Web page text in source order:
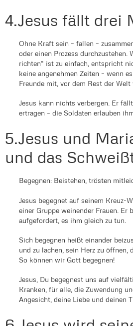
4.Jesus fällt drei
Ohne Kraft sein – fallen –
oder einen Prozess
richten“ ist zu einfach, entspricht
keine angenehmen Zeiten – wenn
Freunde mit, vor dem Rest der
Jesus kann nichts verbergen. Er
ertragen – die Soldaten erlauben
5.Jesus und
und das
Begegnen: Beistehen, trösten
Jesus begegnet auf seinem Kreuz-
einer Gruppe weinender Frauen.
aufgefordert, es ihm gleich zu tun.
Sich begegnen heißt einander
und zu lachen, sein Herz zu öffnen,
So können wir Gott begegnen!
Jesus, Du begegnest uns auf
Kranken, für alle, die Zuwendung
Angesicht, deine Liebe und deinen